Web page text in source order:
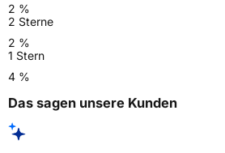
2 %
2 Sterne
2 %
1 Stern
4 %
Das sagen unsere Kunden